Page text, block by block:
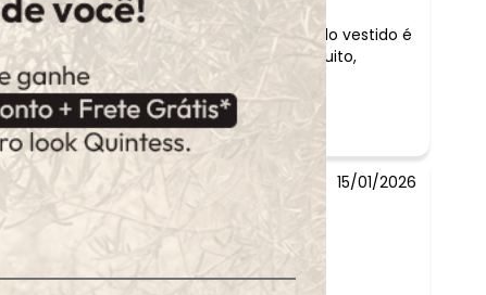
Comentário:
tecido macio e molda seu corpo, o corte do vestido é
pra quem tem quadril largo, mas gostei muito,
recomendo a compra
15/01/2026